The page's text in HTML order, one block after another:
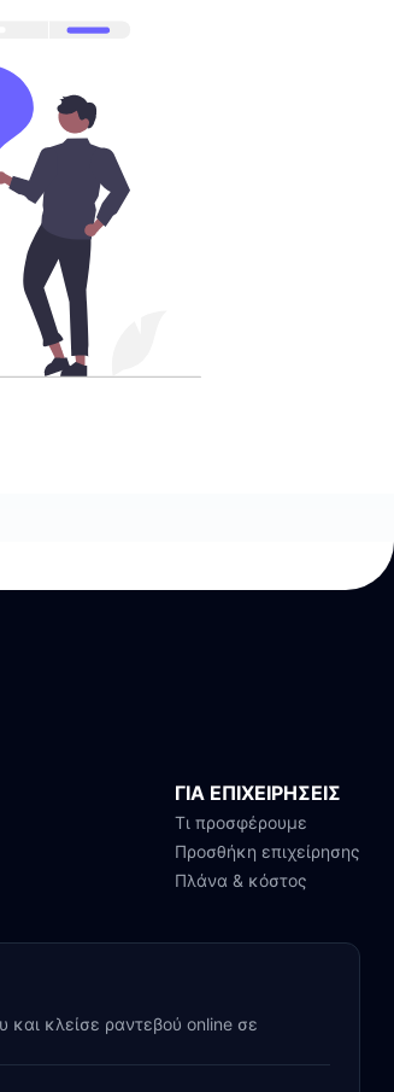
ΓΙΑ ΕΠΙΧΕΙΡΗΣΕΙΣ
Τι προσφέρουμε
Προσθήκη επιχείρησης
Πλάνα & κόστος
κλείσε ραντεβού online σε